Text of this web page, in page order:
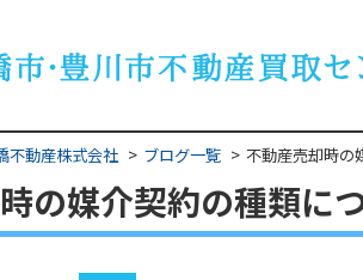
不動産株式会社 ブログ一覧 不動産売却時の
の媒介契約の種類に